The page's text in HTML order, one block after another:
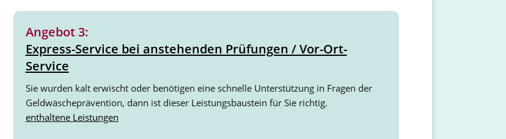
Angebot 3:
Express-Service bei anstehenden Prüfungen / Vor-Ort-
Service
Sie wurden kalt erwischt oder benötigen eine schnelle Unterstützung in Fragen der
Geldwäscheprävention, dann ist dieser Leistungsbaustein für Sie richtig.
enthaltene Leistungen